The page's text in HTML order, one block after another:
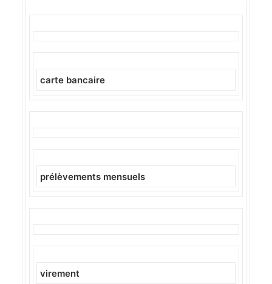
carte bancaire
prélèvements mensuels
virement